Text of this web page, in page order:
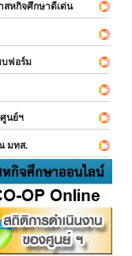
หกิจศึกษาดีเด่น
ฟอร์ม
นย์ฯ
มทส.